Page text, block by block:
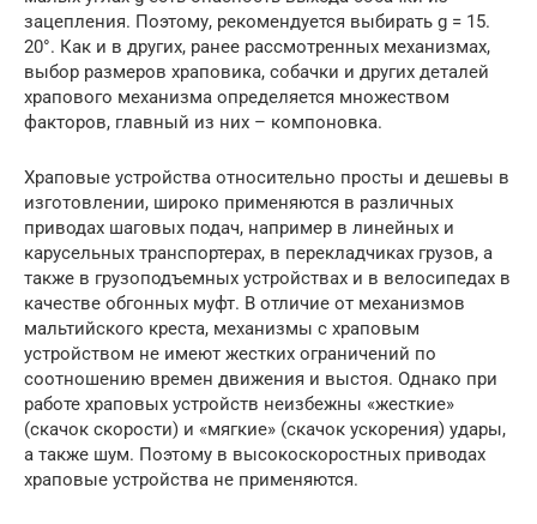
зацепления. Поэтому, рекомендуется выбирать g = 15.
20°. Как и в других, ранее рассмотренных механизмах,
выбор размеров храповика, собачки и других деталей
храпового механизма определяется множеством
факторов, главный из них – компоновка.
Храповые устройства относительно просты и дешевы в
изготовлении, широко применяются в различных
приводах шаговых подач, например в линейных и
карусельных транспортерах, в перекладчиках грузов, а
также в грузоподъемных устройствах и в велосипедах в
качестве обгонных муфт. В отличие от механизмов
мальтийского креста, механизмы с храповым
устройством не имеют жестких ограничений по
соотношению времен движения и выстоя. Однако при
работе храповых устройств неизбежны «жесткие»
(скачок скорости) и «мягкие» (скачок ускорения) удары,
а также шум. Поэтому в высокоскоростных приводах
храповые устройства не применяются.